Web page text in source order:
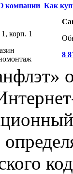
компании Как
корп. 1
8